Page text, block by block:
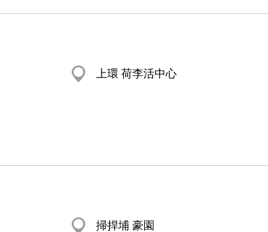
上環 荷李活中心
掃捍埔 豪園